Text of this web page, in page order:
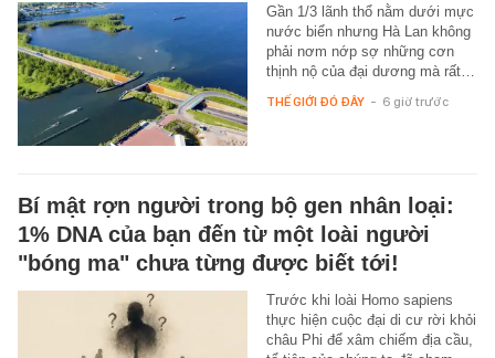
Gần 1/3 lãnh thổ nằm dưới mực
nước biển nhưng Hà Lan không
phải nơm nớp sợ những cơn
thịnh nộ của đại dương mà rất…
THẾ GIỚI ĐÓ ĐÂY - 6 giờ trước
Bí mật rợn người trong bộ gen nhân loại:
1% DNA của bạn đến từ một loài người
"bóng ma" chưa từng được biết tới!
Trước khi loài Homo sapiens
thực hiện cuộc đại di cư rời khỏi
châu Phi để xâm chiếm địa cầu,